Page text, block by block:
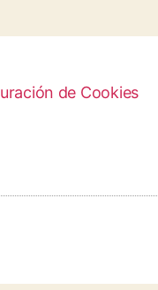
de Cookies